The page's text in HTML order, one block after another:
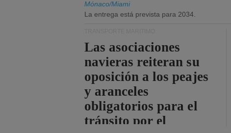
Mónaco/Miami
La entrega está prevista para 2034.
Las asociaciones
navieras reiteran su
oposición a los peajes
y aranceles
obligatorios para el
tránsito por el